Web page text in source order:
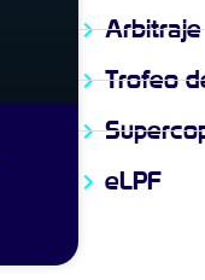
Arbitraje
Trofeo
eLPF